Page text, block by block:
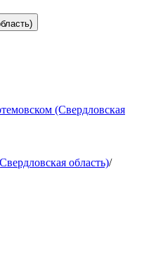
(Свердловская
область)/